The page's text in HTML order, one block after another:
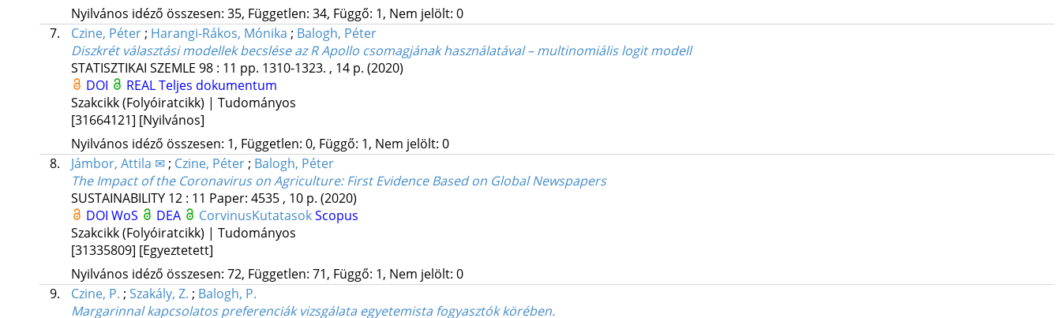
Nyilvános idéző összesen: 35, Független: 34, Függő: 1, Nem jelölt: 0
7.
Czine, Péter; Harangi-Rákos, Mónika ; Balogh, Péter
Diszkrét választási modellek becslése az R Apollo csomagjának használatával – multinomiális logit modell
STATISZTIKAI SZEMLE 98: 11 pp. 1310-1323. , 14 p. (2020)
DOI
REALTeljes dokumentum
Szakcikk (Folyóiratcikk) | Tudományos
[31664121] [Nyilvános]
Nyilvános idéző összesen: 1, Független: 0, Függő: 1, Nem jelölt: 0
8.
Jámbor, Attila ✉; Czine, Péter; Balogh, Péter
The Impact of the Coronavirus on Agriculture: First Evidence Based on Global Newspapers
SUSTAINABILITY 12: 11 Paper: 4535 , 10 p. (2020)
DOI WoS DEA CorvinusKutatasokScopus
Szakcikk (Folyóiratcikk) | Tudományos
[31335809] [Egyeztetett]
Nyilvános idéző összesen: 72, Független: 71, Függő: 1, Nem jelölt: 0
9.
Czine, P. ; Szakály, Z. ; Balogh, P.
Margarinnal kapcsolatos preferenciák vizsgálata egyetemista fogyasztók körében.